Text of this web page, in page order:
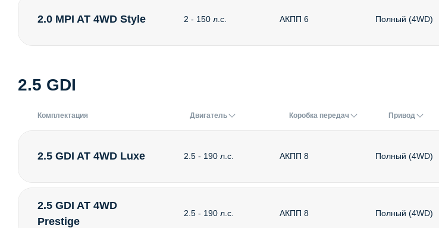
2.0 MPI AT 4WD Style 2 - 150 л.с. АКПП 6 Полный (4WD)
2.5 GDI
Комплектация Двигатель Коробка передач Привод
2.5 GDI AT 4WD Luxe 2.5 - 190 л.с. АКПП 8 Полный (4WD)
2.5 GDI AT 4WD
Prestige
2.5 - 190 л.с. АКПП 8 Полный (4WD)